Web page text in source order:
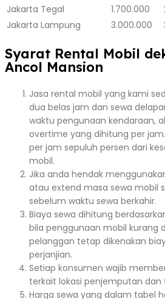
Jakarta Tegal 1.700.000
Jakarta Lampung 3.000.000
Syarat Rental Mobil
Ancol Mansion
Jasa rental mobil yang kami
dua belas jam dan sewa
waktu pengunaan kendaraan,
overtime yang dihitung per
per jam sepuluh persen dari
mobil.
Jika anda hendak
atau extend masa sewa mobil
sebelum waktu sewa berkahir.
Biaya sewa dihitung
bila penggunaan mobil kurang
pelanggan tetap dikenakan
perjanjian.
Setiap konsumen wajib
terkait lokasi penjemputan dan
Harga sewa yang dalam tabel